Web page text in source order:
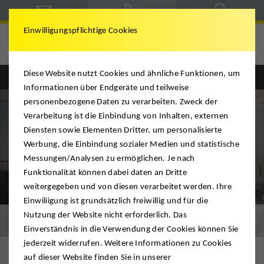
Englisch Deutsch
Downloads
Einwilligungspflichtige Cookies
Diese Website nutzt Cookies und ähnliche Funktionen, um
Informationen über Endgeräte und teilweise
personenbezogene Daten zu verarbeiten. Zweck der
Verarbeitung ist die Einbindung von Inhalten, externen
Diensten sowie Elementen Dritter, um personalisierte
Werbung, die Einbindung sozialer Medien und statistische
Messungen/Analysen zu ermöglichen. Je nach
Funktionalität können dabei daten an Dritte
weitergegeben und von diesen verarbeitet werden. Ihre
Einwiliigung ist grundsätzlich freiwillig und für die
Nutzung der Website nicht erforderlich. Das
Einverständnis in die Verwendung der Cookies können Sie
jederzeit widerrufen. Weitere Informationen zu Cookies
auf dieser Website finden Sie in unserer